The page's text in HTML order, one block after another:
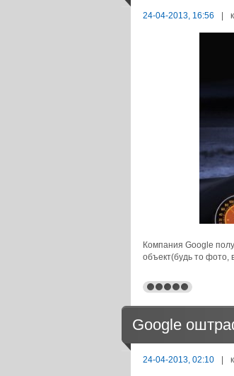
24-04-2013, 16:56 |
Компания Google
объект(будь то фото,
Google
24-04-2013, 02:10 |